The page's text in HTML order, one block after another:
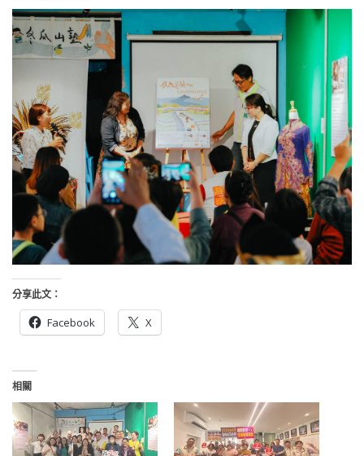
分享此文：
Facebook X
相關